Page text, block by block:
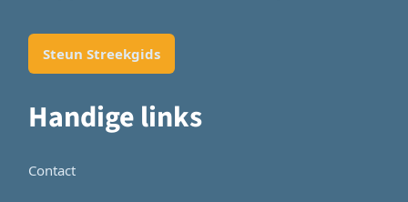
Steun Streekgids
Handige links
Contact